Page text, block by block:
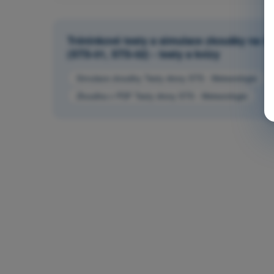
Tréninkové testy a simulace zkoušky na
(STS-01, STS-02) - testy a kvízy
Zkouška v PDF Testy drony STS - Meteorologie